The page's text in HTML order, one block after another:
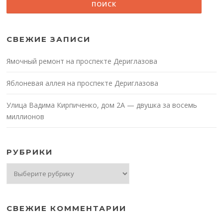
СВЕЖИЕ ЗАПИСИ
Ямочный ремонт на проспекте Дериглазова
Яблоневая аллея на проспекте Дериглазова
Улица Вадима Кирпиченко, дом 2А — двушка за восемь
миллионов
РУБРИКИ
СВЕЖИЕ КОММЕНТАРИИ